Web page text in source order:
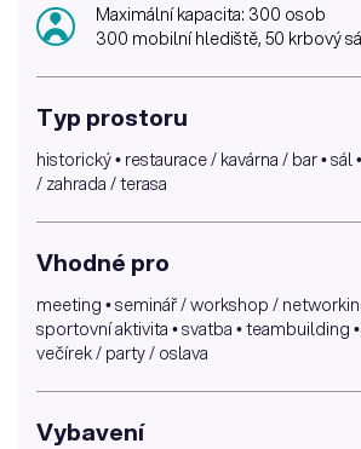
Maximální kapacita: 300 osob
300 mobilní hlediště, 50 krbový
Typ prostoru
historický • restaurace / kavárna / bar •
/ zahrada / terasa
Vhodné pro
meeting • seminář / workshop /
sportovní aktivita • svatba • teambuilding
večírek / party / oslava
Vybavení